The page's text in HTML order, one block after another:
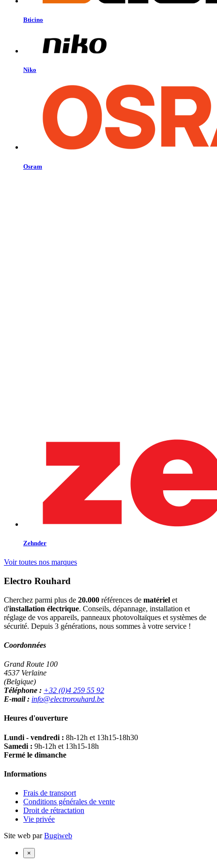
Bticino
Niko
Osram
Zehnder
Voir toutes nos marques
Electro Rouhard
Cherchez parmi plus de 20.000 références de matériel et
d'installation électrique. Conseils, dépannage, installation et
réglage de vos appareils, panneaux photovoltaïques et systèmes de
sécurité. Depuis 3 générations, nous sommes à votre service !
Coordonnées
Grand Route 100
4537 Verlaine
(Belgique)
Téléphone : +32 (0)4 259 55 92
E-mail : info@electrorouhard.be
Heures d'ouverture
Lundi - vendredi : 8h-12h et 13h15-18h30
Samedi : 9h-12h et 13h15-18h
Fermé le dimanche
Informations
Frais de transport
Conditions générales de vente
Droit de rétractation
Vie privée
Site web parBugiweb
×